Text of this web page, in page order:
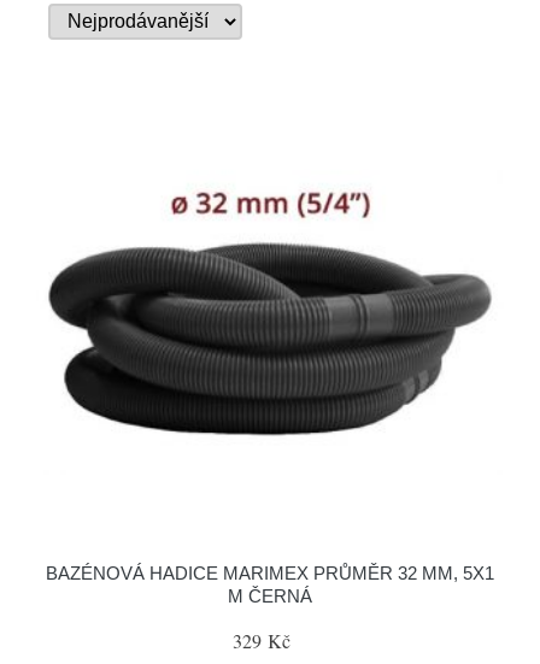
BAZÉNOVÁ HADICE MARIMEX PRŮMĚR 32 MM, 5X1
M ČERNÁ
329 Kč